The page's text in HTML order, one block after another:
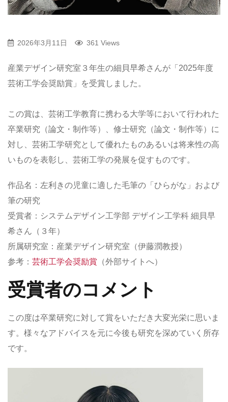
2026年3月11日 361 Views
産業デザイン研究室３年生の細貝早希さんが「2025年度
芸術工学会奨励賞」を受賞しました。
この賞は、芸術工学教育に携わる大学等において行われた
卒業研究（論文・制作等）、修士研究（論文・制作等）に
対し、芸術工学研究として優れたものあるいは将来性の高
いものを表彰し、芸術工学の発展を促すものです。
作品名：左利きの児童に適した毛筆の「ひらがな」および
筆の研究
受賞者：システムデザイン工学部 デザイン工学科 細貝早
希さん（３年）
所属研究室：産業デザイン研究室（伊藤潤教授）
参考： 芸術工学会奨励賞 （外部サイトへ）
受賞者のコメント
この度は卒業研究に対して賞をいただき大変光栄に思いま
す。様々なアドバイスを元に今後も研究を深めていく所存
です。